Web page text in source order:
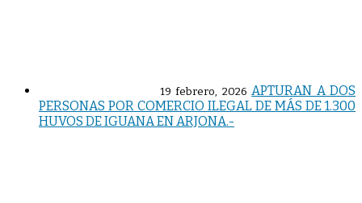
19 febrero, 2026 APTURAN A DOS
PERSONAS POR COMERCIO ILEGAL DE MÁS DE 1.300
HUVOS DE IGUANA EN ARJONA.-